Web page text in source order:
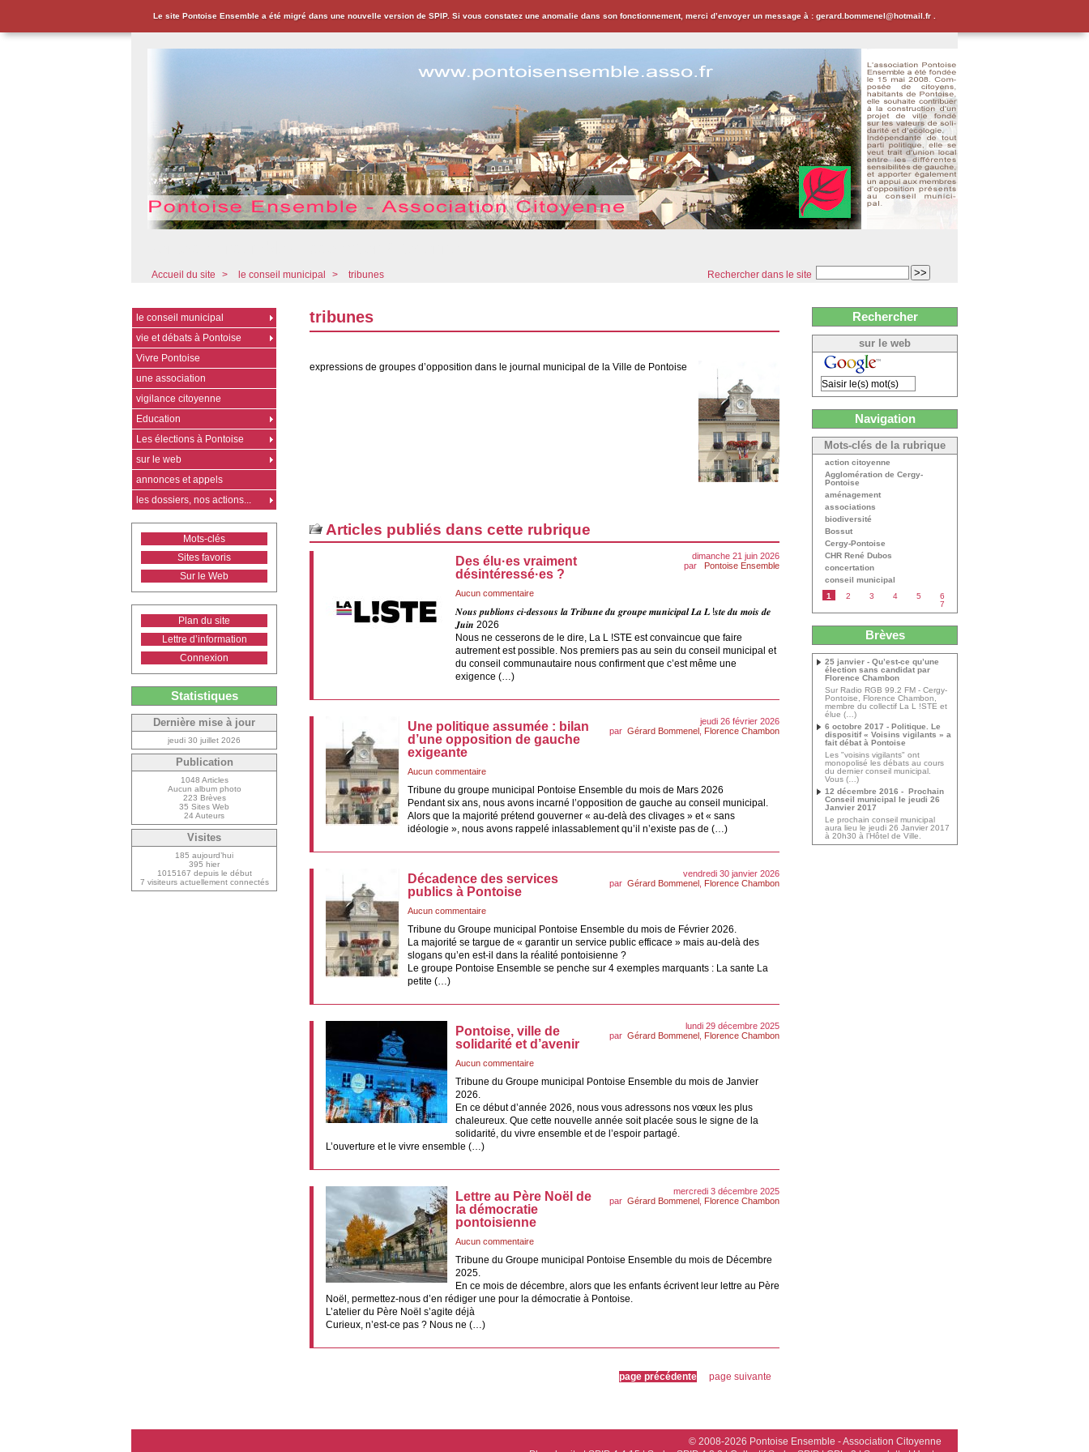
Le site Pontoise Ensemble a été migré dans une nouvelle version de SPIP. Si vous constatez une anomalie dans son fonctionnement, merci d’envoyer un message à : gerard.bommenel@hotmail.fr .
Rechercher dans le site
Accueil du site > le conseil municipal > tribunes
tribunes
expressions de groupes d’opposition dans le journal municipal de la Ville de Pontoise
Articles publiés dans cette rubrique
dimanche 21 juin 2026
par
Pontoise Ensemble
Des élu·es vraiment
désintéressé·es ?
Aucun commentaire
𝑵𝒐𝒖𝒔 𝒑𝒖𝒃𝒍𝒊𝒐𝒏𝒔 𝒄𝒊-𝒅𝒆𝒔𝒔𝒐𝒖𝒔 𝒍𝒂 𝑻𝒓𝒊𝒃𝒖𝒏𝒆 𝒅𝒖 𝒈𝒓𝒐𝒖𝒑𝒆 𝒎𝒖𝒏𝒊𝒄𝒊𝒑𝒂𝒍 𝑳𝒂 𝑳 !𝒔𝒕𝒆 𝒅𝒖 𝒎𝒐𝒊𝒔 𝒅𝒆
𝑱𝒖𝒊𝒏 2026
Nous ne cesserons de le dire, La L !STE est convaincue que faire
autrement est possible. Nos premiers pas au sein du conseil municipal et
du conseil communautaire nous confirment que c’est même une
exigence (…)
jeudi 26 février 2026
par Gérard Bommenel Florence Chambon
Une politique assumée : bilan
d’une opposition de gauche
exigeante
Aucun commentaire
Tribune du groupe municipal Pontoise Ensemble du mois de Mars 2026
Pendant six ans, nous avons incarné l’opposition de gauche au conseil municipal.
Alors que la majorité prétend gouverner « au-delà des clivages » et « sans
idéologie », nous avons rappelé inlassablement qu’il n’existe pas de (…)
vendredi 30 janvier 2026
par Gérard Bommenel Florence Chambon
Décadence des services
publics à Pontoise
Aucun commentaire
Tribune du Groupe municipal Pontoise Ensemble du mois de Février 2026.
La majorité se targue de « garantir un service public efficace » mais au-delà des
slogans qu’en est-il dans la réalité pontoisienne ?
Le groupe Pontoise Ensemble se penche sur 4 exemples marquants : La sante La
petite (…)
lundi 29 décembre 2025
par Gérard Bommenel Florence Chambon
Pontoise, ville de
solidarité et d’avenir
Aucun commentaire
Tribune du Groupe municipal Pontoise Ensemble du mois de Janvier
2026.
En ce début d’année 2026, nous vous adressons nos vœux les plus
chaleureux. Que cette nouvelle année soit placée sous le signe de la
solidarité, du vivre ensemble et de l’espoir partagé.
L’ouverture et le vivre ensemble (…)
mercredi 3 décembre 2025
par Gérard Bommenel Florence Chambon
Lettre au Père Noël de
la démocratie
pontoisienne
Aucun commentaire
Tribune du Groupe municipal Pontoise Ensemble du mois de Décembre
2025.
En ce mois de décembre, alors que les enfants écrivent leur lettre au Père
Noël, permettez-nous d’en rédiger une pour la démocratie à Pontoise.
L’atelier du Père Noël s’agite déjà
Curieux, n’est-ce pas ? Nous ne (…)
page précédente page suivante
le conseil municipal
vie et débats à Pontoise
Vivre Pontoise
une association
vigilance citoyenne
Education
Les élections à Pontoise
sur le web
annonces et appels
les dossiers, nos actions...
Mots-clés
Sites favoris
Sur le Web
Plan du site
Lettre d’information
Connexion
Statistiques
Dernière mise à jour
jeudi 30 juillet 2026
Publication
1048 Articles
Aucun album photo
223 Brèves
35 Sites Web
24 Auteurs
Visites
185 aujourd’hui
395 hier
1015167 depuis le début
7 visiteurs actuellement connectés
Rechercher
sur le web
Navigation
Mots-clés de la rubrique
action citoyenne
Agglomération de Cergy-
Pontoise
aménagement
associations
biodiversité
Bossut
Cergy-Pontoise
CHR René Dubos
concertation
conseil municipal
1
2 3 4 5
6
7
Brèves
25 janvier - Qu’est-ce qu’une
élection sans candidat par
Florence Chambon
Sur Radio RGB 99.2 FM - Cergy-
Pontoise, Florence Chambon,
membre du collectif La L !STE et
élue (…)
6 octobre 2017 - Politique. Le
dispositif « Voisins vigilants » a
fait débat à Pontoise
Les "voisins vigilants" ont
monopolisé les débats au cours
du dernier conseil municipal.
Vous (…)
12 décembre 2016 - Prochain
Conseil municipal le jeudi 26
Janvier 2017
Le prochain conseil municipal
aura lieu le jeudi 26 Janvier 2017
à 20h30 à l’Hôtel de Ville.
© 2008-2026 Pontoise Ensemble - Association Citoyenne